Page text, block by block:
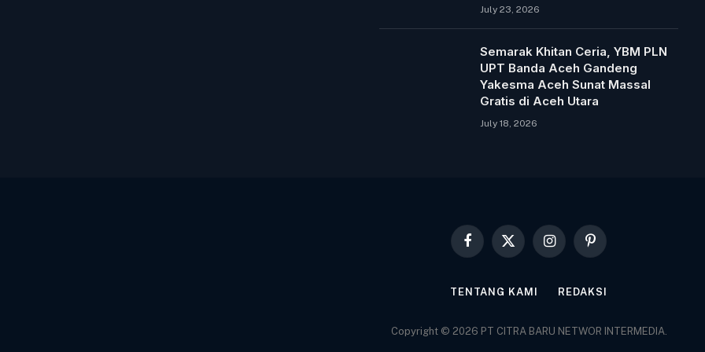
July 23, 2026
Semarak Khitan Ceria, YBM PLN
UPT Banda Aceh Gandeng
Yakesma Aceh Sunat Massal
Gratis di Aceh Utara
July 18, 2026
Facebook
X
InstagramPinterest
TENTANG KAMI REDAKSI
Copyright © 2026 PT CITRA BARU NETWOR INTERMEDIA.